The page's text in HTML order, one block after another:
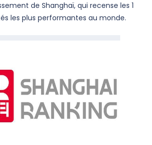
de Shanghaï, qui recense les 1
les plus performantes au monde.